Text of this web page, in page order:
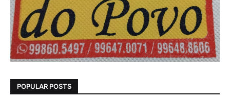
POPULAR POSTS